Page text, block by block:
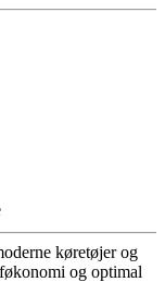
køretøjer og
og optimal